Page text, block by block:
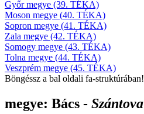
Győr megye (39. TÉKA)
Moson megye (40. TÉKA)
Sopron megye (41. TÉKA)
Zala megye (42. TÉKA)
Somogy megye (43. TÉKA)
Tolna megye (44. TÉKA)
Veszprém megye (45. TÉKA)
Böngéssz a bal oldali fa-struktúrában!
megye: Bács - Szántova